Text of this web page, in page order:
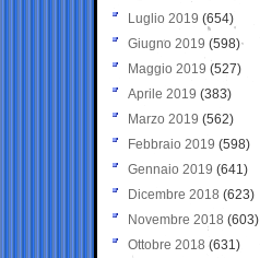
Luglio 2019 (654)
Giugno 2019 (598)
Maggio 2019 (527)
Aprile 2019 (383)
Marzo 2019 (562)
Febbraio 2019 (598)
Gennaio 2019 (641)
Dicembre 2018 (623)
Novembre 2018 (603)
Ottobre 2018 (631)